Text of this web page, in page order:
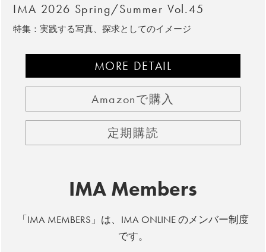
IMA 2026 Spring/Summer Vol.45
特集：実践する写真、探求としてのイメージ
MORE DETAIL
Amazonで購入
定期購読
IMA Members
「IMA MEMBERS」は、IMA ONLINE のメンバー制度
です。